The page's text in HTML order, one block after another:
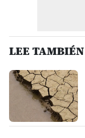
LEE TAMBIÉN